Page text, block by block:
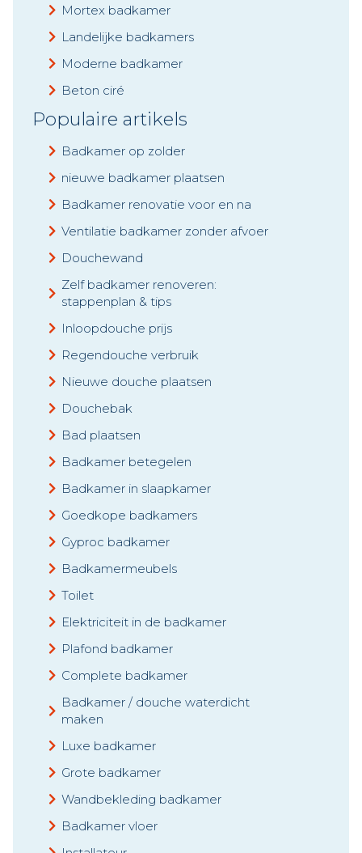
Mortex badkamer
Landelijke badkamers
Moderne badkamer
Beton ciré
Populaire artikels
Badkamer op zolder
nieuwe badkamer plaatsen
Badkamer renovatie voor en na
Ventilatie badkamer zonder afvoer
Douchewand
Zelf badkamer renoveren:
stappenplan & tips
Inloopdouche prijs
Regendouche verbruik
Nieuwe douche plaatsen
Douchebak
Bad plaatsen
Badkamer betegelen
Badkamer in slaapkamer
Goedkope badkamers
Gyproc badkamer
Badkamermeubels
Toilet
Elektriciteit in de badkamer
Plafond badkamer
Complete badkamer
Badkamer / douche waterdicht
maken
Luxe badkamer
Grote badkamer
Wandbekleding badkamer
Badkamer vloer